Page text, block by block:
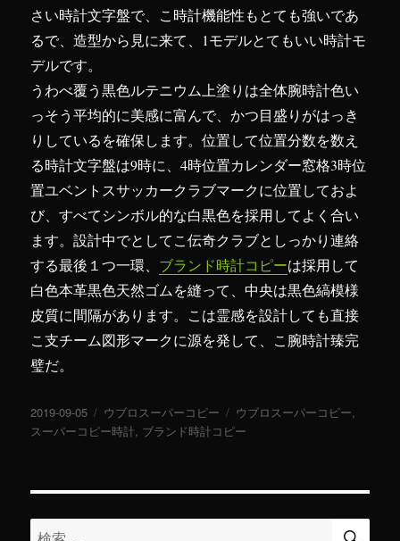
さい時計文字盤で、こ時計機能性もとても強いであ
るで、造型から見に来て、1モデルとてもいい時計モ
デルです。
うわべ覆う黒色ルテニウム上塗りは全体腕時計色い
っそう平均的に美感に富んで、かつ目盛りがはっき
りしているを確保します。位置して位置分数を数え
る時計文字盤は9時に、4時位置カレンダー窓格3時位
置ユベントスサッカークラブマークに位置しておよ
び、すべてシンボル的な白黒色を採用してよく合い
ます。設計中でとしてこ伝奇クラブとしっかり連絡
する最後１つ一環、 ブランド時計コピーは採用して
白色本革黒色天然ゴムを縫って、中央は黒色縞模様
皮質に間隔があります。こは霊感を設計しても直接
こ支チーム図形マークに源を発して、こ腕時計臻完
璧だ。
投
稿
2019-09-05
カ
テ
ー
ウブロスーパーコピー
タ
グ
ウブロスーパーコピー,
スーパーコピー時計, ブランド時計コピー
検
検